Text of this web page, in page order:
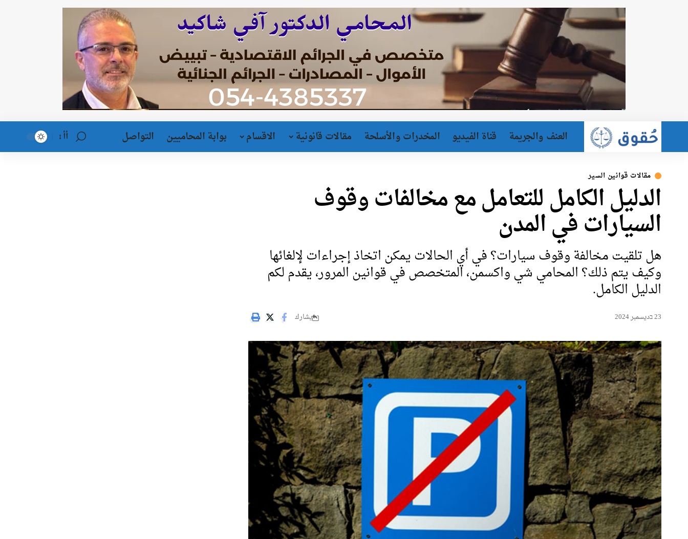
العنف والجريمة قناة الفيديو المخدرات والأسلحة مقالات قانونية الاقسام بوابة المحاميين التواصل أأ
مقالات قوانين السير
الدليل الكامل للتعامل مع مخالفات وقوف
السيارات في المدن
هل تلقيت مخالفة وقوف سيارات؟ في أي الحالات يمكن اتخاذ إجراءات لإلغائها
وكيف يتم ذلك؟ المحامي شي واكسمن، المتخصص في قوانين المرور، يقدم لكم
الدليل الكامل.
23 בديسمبر 2024 يشارك